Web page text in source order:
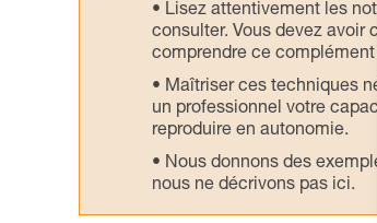
Lisez attentivement les
consulter. Vous devez avoir
comprendre ce complément
Maîtriser ces techniques
un professionnel votre
reproduire en autonomie.
Nous donnons des
nous ne décrivons pas ici.